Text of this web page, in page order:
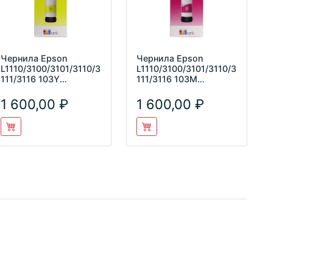
Чернила Epson
L1110/3100/3101/3110/3
111/3116 103Y
(65мл)
1 600,00
Чернила Epson
L1110/3100/3101/3110/3
111/3116 103M
пурпурный (65м
1 600,00